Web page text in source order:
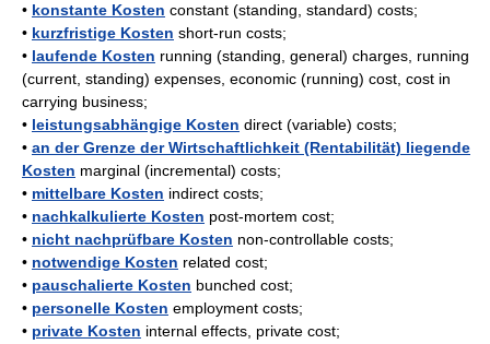
• konstante Kosten constant (standing, standard) costs;
• kurzfristige Kosten short-run costs;
• laufende Kosten running (standing, general) charges, running
(current, standing) expenses, economic (running) cost, cost in
carrying business;
• leistungsabhängige Kosten direct (variable) costs;
• an der Grenze der Wirtschaftlichkeit (Rentabilität) liegende
Kosten marginal (incremental) costs;
• mittelbare Kosten indirect costs;
• nachkalkulierte Kosten post-mortem cost;
• nicht nachprüfbare Kosten non-controllable costs;
• notwendige Kosten related cost;
• pauschalierte Kosten bunched cost;
• personelle Kosten employment costs;
• private Kosten internal effects, private cost;